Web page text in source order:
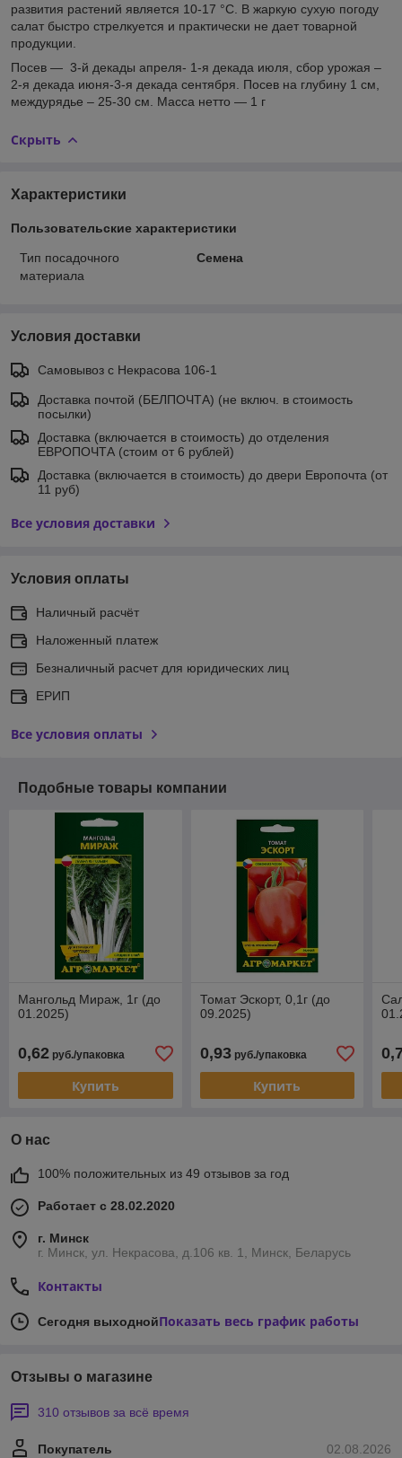
развития растений является 10-17 °С. В жаркую сухую погоду
салат быстро стрелкуется и практически не дает товарной
продукции.
Посев — 3-й декады апреля- 1-я декада июля, сбор урожая –
2-я декада июня-3-я декада сентября. Посев на глубину 1 см,
междурядье – 25-30 см. Масса нетто — 1 г
Скрыть
Характеристики
Пользовательские характеристики
Тип посадочного
материала
Семена
Условия доставки
Самовывоз c Некрасова 106-1
Доставка почтой (БЕЛПОЧТА) (не включ. в стоимость
посылки)
Доставка (включается в стоимость) до отделения
ЕВРОПОЧТА (стоим от 6 рублей)
Доставка (включается в стоимость) до двери Европочта (от
11 руб)
Все условия доставки
Условия оплаты
Наличный расчёт
Наложенный платеж
Безналичный расчет для юридических лиц
ЕРИП
Все условия оплаты
Подобные товары компании
Мангольд Мираж, 1г (до
01.2025)
0,62 руб./упаковка
Купить
Томат Эскорт, 0,1г (до
09.2025)
0,93руб./упаковка
Купить
О нас
100% положительных из 49 отзывов за год
Работает с 28.02.2020
г. Минск
г. Минск, ул. Некрасова, д.106 кв. 1, Минск, Беларусь
Контакты
Сегодня выходнойПоказать весь график работы
Отзывы о магазине
310 отзывов за всё время
02.08.2026
Покупатель